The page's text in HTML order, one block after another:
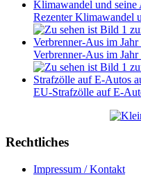
Rezenter Klimawandel
Verbrenner-Aus im
EU-Strafzölle auf E-
Rechtliches
Impressum / Kontakt